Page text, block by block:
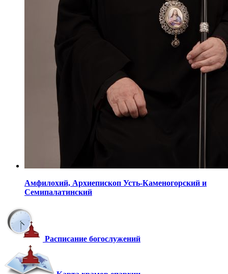
Амфилохий, Архиепископ Усть-Каменогорский и
Семипалатинский
Расписание богослужений